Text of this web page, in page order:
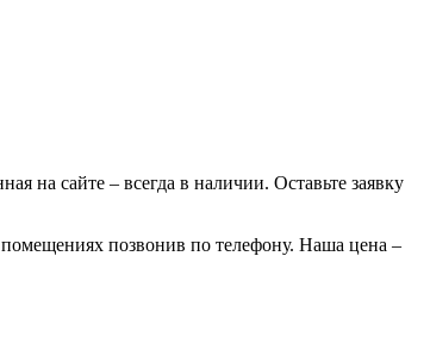
на сайте – всегда в наличии. Оставьте заявку
помещениях позвонив по телефону. Наша цена –